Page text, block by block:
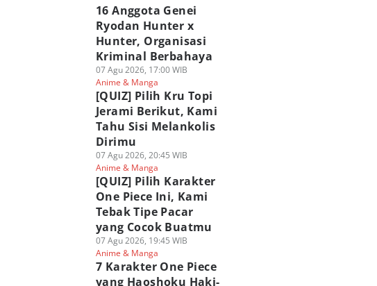
16 Anggota Genei
Ryodan Hunter x
Hunter, Organisasi
Kriminal Berbahaya
07 Agu 2026, 17:00 WIB
Anime & Manga
[QUIZ] Pilih Kru Topi
Jerami Berikut, Kami
Tahu Sisi Melankolis
Dirimu
07 Agu 2026, 20:45 WIB
Anime & Manga
[QUIZ] Pilih Karakter
One Piece Ini, Kami
Tebak Tipe Pacar
yang Cocok Buatmu
07 Agu 2026, 19:45 WIB
Anime & Manga
7 Karakter One Piece
yang Haoshoku Haki-